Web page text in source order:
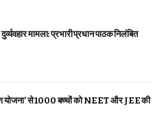
मामला: प्रभारी प्रधान पाठक निलंबित
योजना’ से 1000 बच्चों को NEET और JEE की